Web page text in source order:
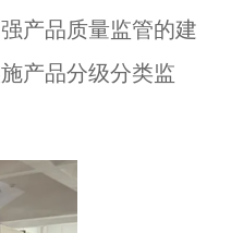
产品质量监管的建
产品分级分类监